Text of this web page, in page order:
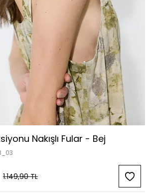
Nakışlı Fular - Bej
1.149,90TL